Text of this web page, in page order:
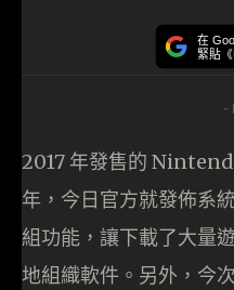
在
緊貼
-
2017 年發售的
年，今日官方就發佈系
組功能，讓下載了大量
地組織軟件。另外，今